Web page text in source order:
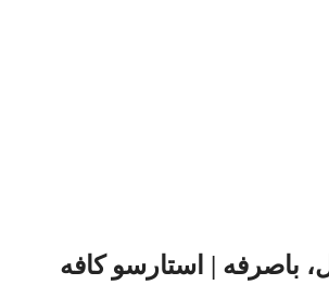
باصرفه | استارسو کافه